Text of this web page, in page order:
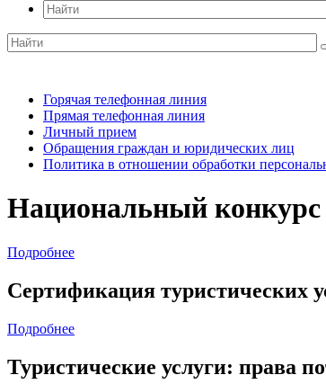
Горячая телефонная линия
Прямая телефонная линия
Личный прием
Обращения граждан и юридических лиц
Политика в отношении обработки
Национальный конкурс
Подробнее
Сертификация туристических
Подробнее
Туристические услуги: права